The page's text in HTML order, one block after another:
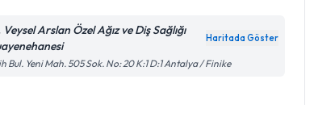
Arslan Özel Ağız ve Diş Sağlığı
Haritada Göster
Bul. Yeni Mah. 505 Sok. No: 20 K:1 D:1 Antalya / Finike